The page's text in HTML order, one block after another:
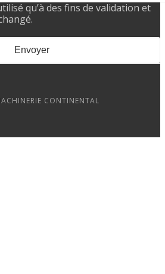
qu’à des fins de validation et
CONTINENTAL